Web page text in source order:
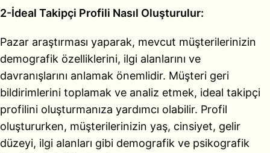
2-İdeal Takipçi Profili Nasıl Oluşturulur:
Pazar araştırması yaparak, mevcut müşterilerinizin
demografik özelliklerini, ilgi alanlarını ve
davranışlarını anlamak önemlidir. Müşteri geri
bildirimlerini toplamak ve analiz etmek, ideal takipçi
profilini oluşturmanıza yardımcı olabilir. Profil
oluştururken, müşterilerinizin yaş, cinsiyet, gelir
düzeyi, ilgi alanları gibi demografik ve psikografik